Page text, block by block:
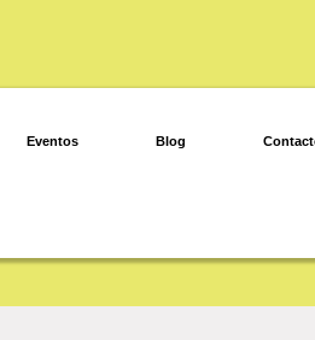
Eventos Blog